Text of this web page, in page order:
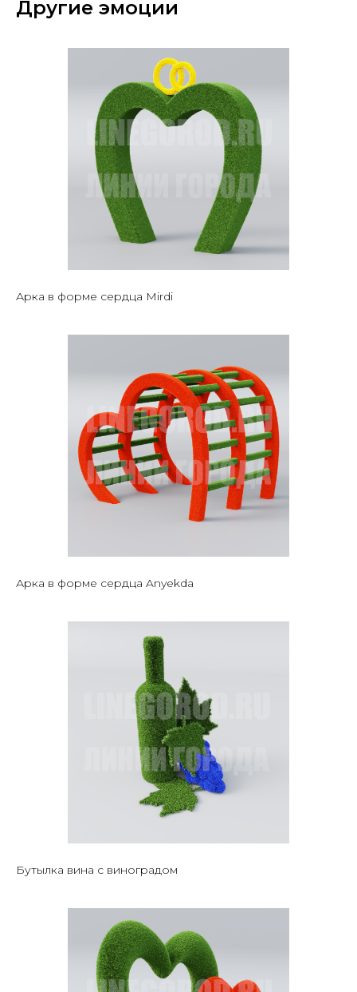
Другие эмоции
Арка в форме сердца Mirdi
Арка в форме сердца Anyekda
Бутылка вина с виноградом